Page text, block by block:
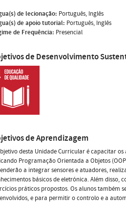
de lecionação: Português, Inglês
de apoio tutorial: Português, Inglês
de Frequência: Presencial
de Desenvolvimento
de Aprendizagem
desta Unidade Curricular é capacitar
Programação Orientada a Objetos
a integrar sensores e atuadores,
básicos de eletrónica. Além disso,
práticos propostos. Os alunos também
e para permitir o controlo e a